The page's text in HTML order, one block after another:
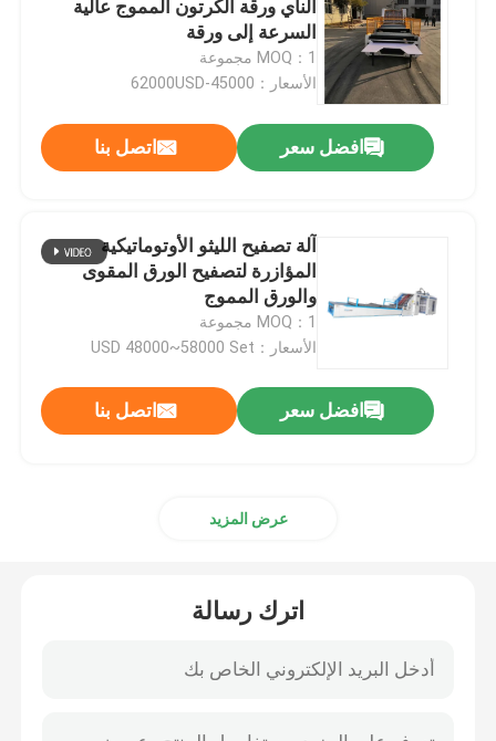
آلة الترقق المموج
الناي ورقة الكرتون المموج عالية
السرعة إلى ورقة
MOQ：1 مجموعة
الأسعار：45000-62000USD
افضل سعر اتصل بنا
آلة تصفيح الليثو الأوتوماتيكية
المؤازرة لتصفيح الورق المقوى
والورق المموج
MOQ：1 مجموعة
الأسعار：USD 48000~58000 Set
افضل سعر اتصل بنا
عرض المزيد
اترك رسالة